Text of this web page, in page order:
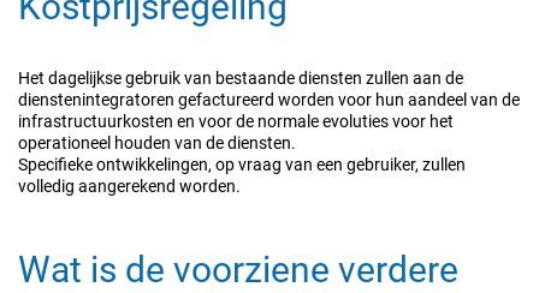
Het dagelijkse gebruik van bestaande diensten zullen aan de
dienstenintegratoren gefactureerd worden voor hun aandeel van de
infrastructuurkosten en voor de normale evoluties voor het
operationeel houden van de diensten.
Specifieke ontwikkelingen, op vraag van een gebruiker, zullen
volledig aangerekend worden.
Wat is de voorziene verdere